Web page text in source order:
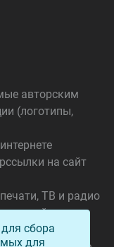
авторским
(логотипы,
на сайт
ТВ и радио
сайта
сбора
для